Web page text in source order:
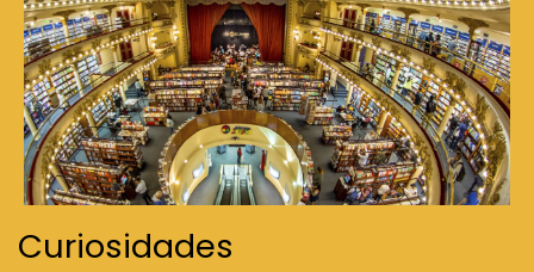
Curiosidades